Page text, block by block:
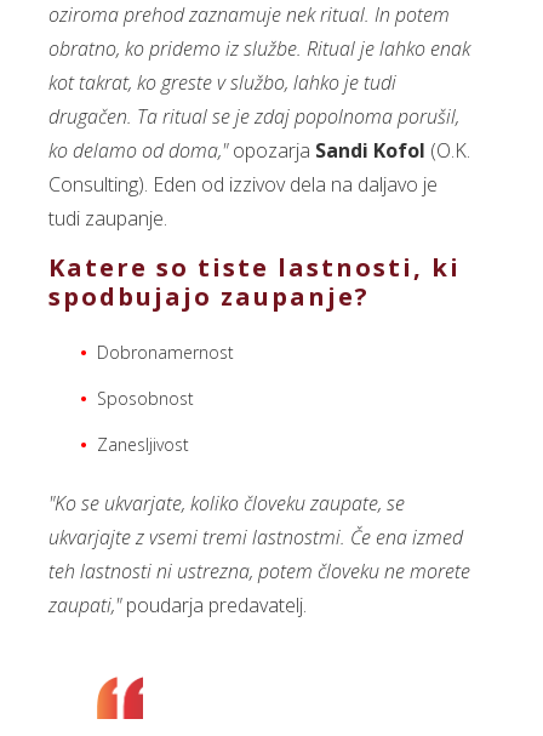
oziroma prehod zaznamuje nek ritual. In potem
obratno, ko pridemo iz službe. Ritual je lahko enak
kot takrat, ko greste v službo, lahko je tudi
drugačen. Ta ritual se je zdaj popolnoma porušil,
ko delamo od doma,"opozarja Sandi Kofol (O.K.
Consulting). Eden od izzivov dela na daljavo je
tudi zaupanje.
Katere so tiste lastnosti, ki
spodbujajo zaupanje?
Dobronamernost
Sposobnost
Zanesljivost
"Ko se ukvarjate, koliko človeku zaupate, se
ukvarjajte z vsemi tremi lastnostmi. Če ena izmed
teh lastnosti ni ustrezna, potem človeku ne morete
zaupati,"poudarja predavatelj.